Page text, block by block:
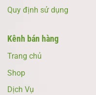
Quy định sử dụng
Kênh bán hàng
Trang chủ
Shop
Dịch Vụ